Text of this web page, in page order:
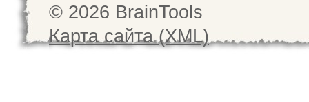
© 2026 BrainTools
Карта сайта (XML)